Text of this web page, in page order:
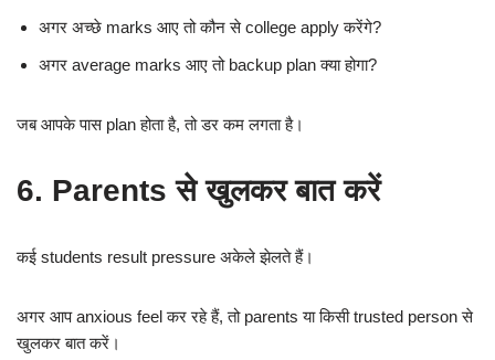
अगर अच्छे marks आए तो कौन से college apply करेंगे?
अगर average marks आए तो backup plan क्या होगा?
जब आपके पास plan होता है, तो डर कम लगता है।
6. Parents से खुलकर बात करें
कई students result pressure अकेले झेलते हैं।
अगर आप anxious feel कर रहे हैं, तो parents या किसी trusted person से
खुलकर बात करें।